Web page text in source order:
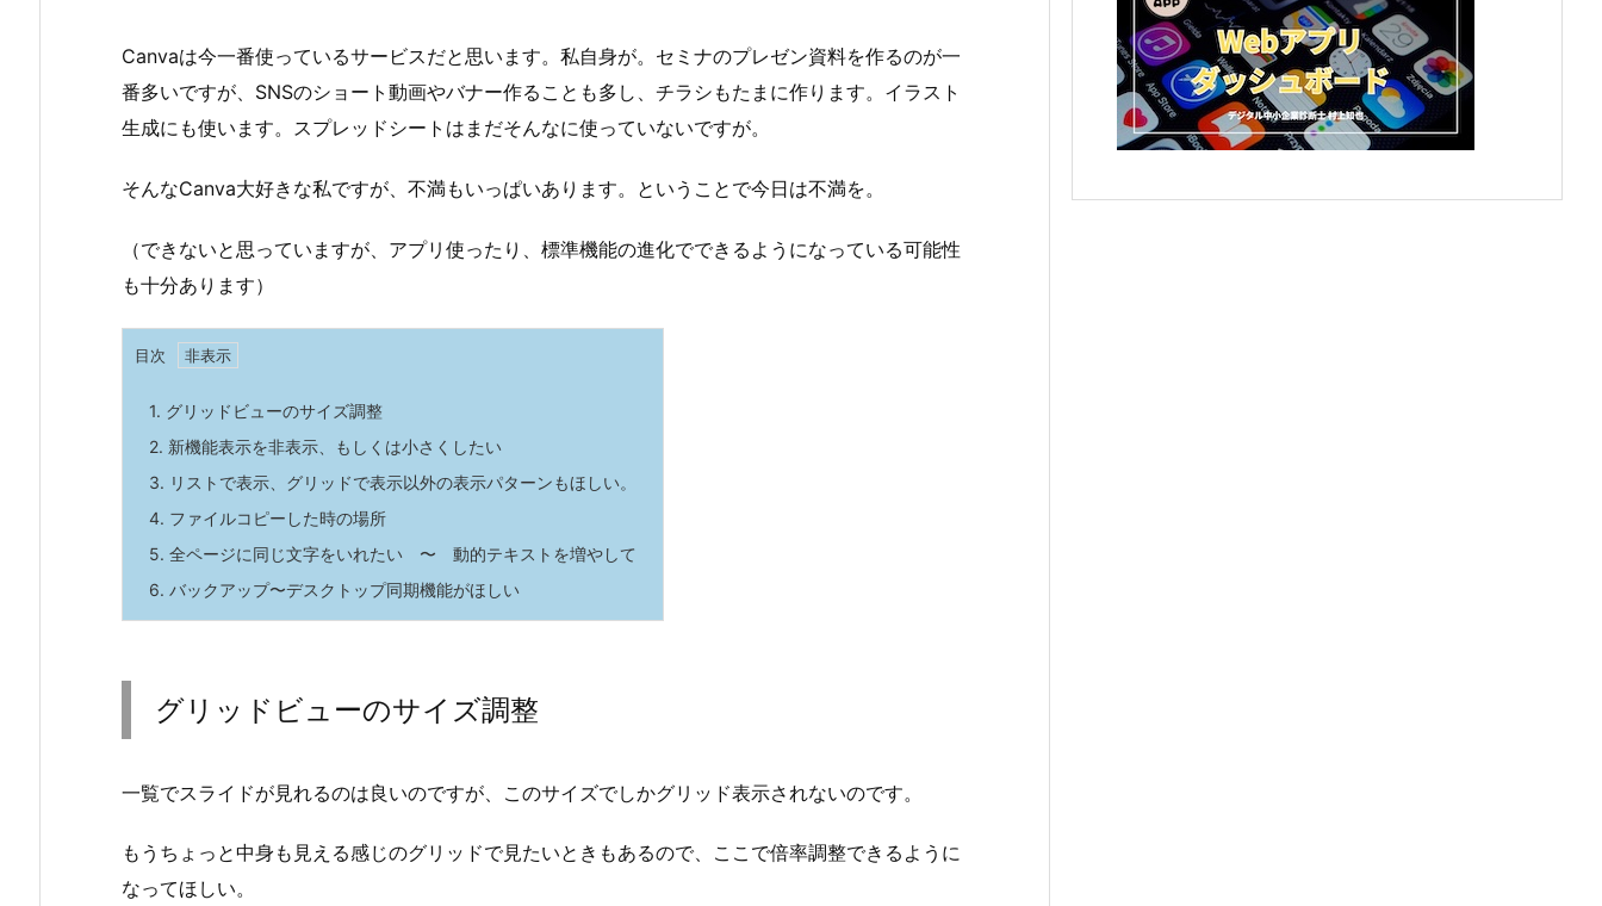
Canvaは今一番使っているサービスだと思います。私自身が。セミナのプレゼン資料を作るのが一
番多いですが、SNSのショート動画やバナー作ることも多し、チラシもたまに作ります。イラスト
生成にも使います。スプレッドシートはまだそんなに使っていないですが。
そんなCanva大好きな私ですが、不満もいっぱいあります。ということで今日は不満を。
（できないと思っていますが、アプリ使ったり、標準機能の進化でできるようになっている可能性
も十分あります）
目次
1. グリッドビューのサイズ調整
2. 新機能表示を非表示、もしくは小さくしたい
3. リストで表示、グリッドで表示以外の表示パターンもほしい。
4. ファイルコピーした時の場所
5. 全ページに同じ文字をいれたい 〜 動的テキストを増やして
6. バックアップ〜デスクトップ同期機能がほしい
グリッドビューのサイズ調整
一覧でスライドが見れるのは良いのですが、このサイズでしかグリッド表示されないのです。
もうちょっと中身も見える感じのグリッドで見たいときもあるので、ここで倍率調整できるように
なってほしい。